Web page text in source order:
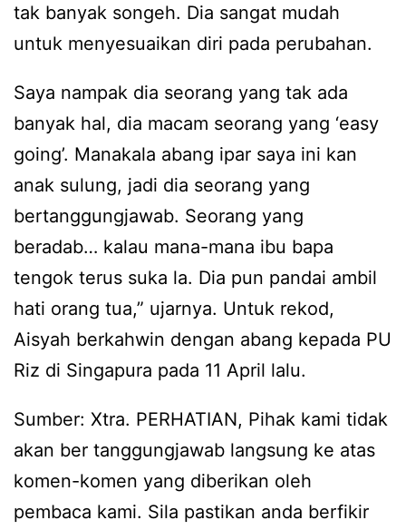
tak banyak songeh. Dia sangat mudah
untuk menyesuaikan diri pada perubahan.
Saya nampak dia seorang yang tak ada
banyak hal, dia macam seorang yang ‘easy
going’. Manakala abang ipar saya ini kan
anak sulung, jadi dia seorang yang
bertanggungjawab. Seorang yang
beradab… kalau mana-mana ibu bapa
tengok terus suka la. Dia pun pandai ambil
hati orang tua,” ujarnya. Untuk rekod,
Aisyah berkahwin dengan abang kepada PU
Riz di Singapura pada 11 April lalu.
Sumber: Xtra. PERHATIAN, Pihak kami tidak
akan ber tanggungjawab langsung ke atas
komen-komen yang diberikan oleh
pembaca kami. Sila pastikan anda berfikir